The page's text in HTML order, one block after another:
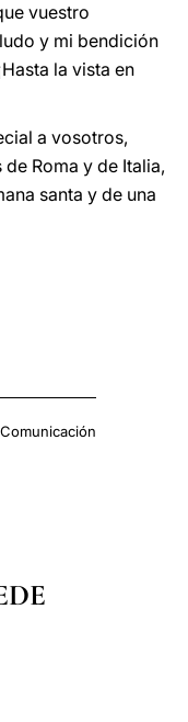
vuestro
y mi bendición
la vista en
a vosotros,
Roma y de Italia,
santa y de una